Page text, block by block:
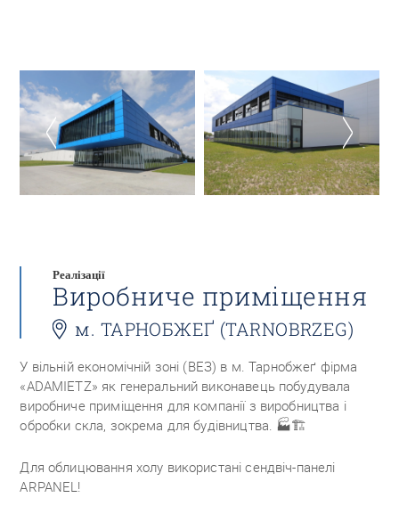
Реалізації
Виробниче приміщення
м. ТАРНОБЖЕҐ (TARNOBRZEG)
У вільній економічній зоні (ВЕЗ) в м. Тарнобжеґ фірма
«ADAMIETZ» як генеральний виконавець побудувала
виробниче приміщення для компанії з виробництва і
обробки скла, зокрема для будівництва. 🏭🏗️
Для облицювання холу використані сендвіч-панелі
ARPANEL!